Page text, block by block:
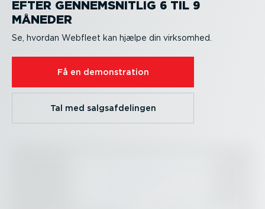
EFTER GENNEM­SNITLIG 6 TIL 9
MÅNEDER
Se, hvordan Webfleet kan hjælpe din virksomhed.
Få en demon­stration
Tal med salgs­af­de­lingen